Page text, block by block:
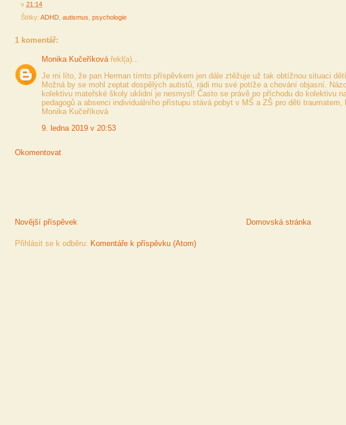
v 21:14
Štítky: ADHD autismus psychologie
1 komentář:
Monika Kučeříkovářekl(a)...
Je mi líto, že pan Herman tímto příspěvkem jen dále ztěžuje už tak obtížnou situaci
Možná by se mohl zeptat dospělých autistů, rádi mu své potíže a chování objasní.
kolektivu mateřské školy uklidní je nesmysl! Často se právě po příchodu do kolektivu
pedagogů a absenci individuálního přístupu stává pobyt v MŠ a ZŠ pro děti
Monika Kučeříková
9. ledna 2019 v 20:53
Okomentovat
Novější příspěvek Domovská stránka
Přihlásit se k odběru: Komentáře k příspěvku (Atom)